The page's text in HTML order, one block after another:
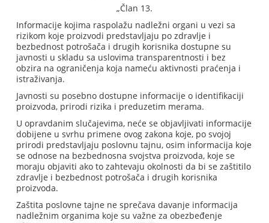
„Član 13.
Informacije kojima raspolažu nadležni organi u vezi sa
rizikom koje proizvodi predstavljaju po zdravlje i
bezbednost potrošača i drugih korisnika dostupne su
javnosti u skladu sa uslovima transparentnosti i bez
obzira na ograničenja koja nameću aktivnosti praćenja i
istraživanja.
Javnosti su posebno dostupne informacije o identifikaciji
proizvoda, prirodi rizika i preduzetim merama.
U opravdanim slučajevima, neće se objavljivati informacije
dobijene u svrhu primene ovog zakona koje, po svojoj
prirodi predstavljaju poslovnu tajnu, osim informacija koje
se odnose na bezbednosna svojstva proizvoda, koje se
moraju objaviti ako to zahtevaju okolnosti da bi se zaštitilo
zdravlje i bezbednost potrošača i drugih korisnika
proizvoda.
Zaštita poslovne tajne ne sprečava davanje informacija
nadležnim organima koje su važne za obezbeđenje